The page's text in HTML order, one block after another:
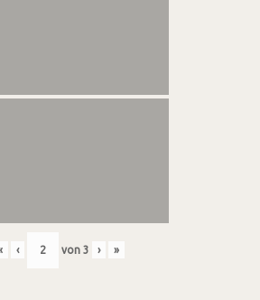
‹ von 3 › »